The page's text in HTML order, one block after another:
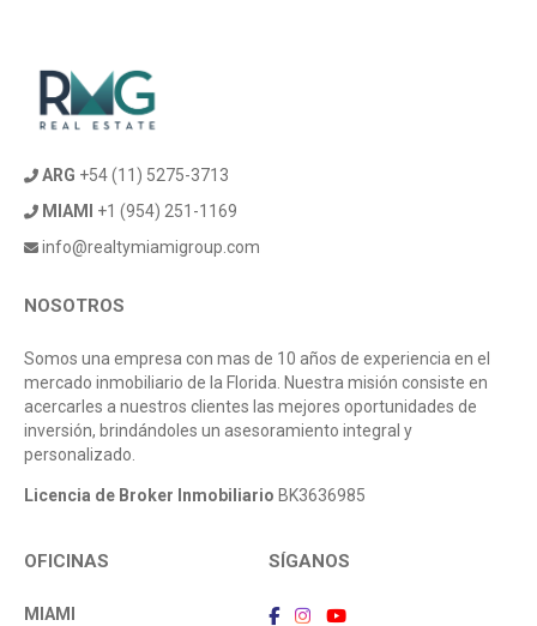
ARG +54 (11) 5275-3713
MIAMI
+1 (954) 251-1169
info@realtymiamigroup.com
NOSOTROS
Somos una empresa con mas de 10 años de experiencia en el
mercado inmobiliario de la Florida. Nuestra misión consiste en
acercarles a nuestros clientes las mejores oportunidades de
inversión, brindándoles un asesoramiento integral y
personalizado.
Licencia de Broker Inmobiliario BK3636985
OFICINAS
MIAMI
SÍGANOS